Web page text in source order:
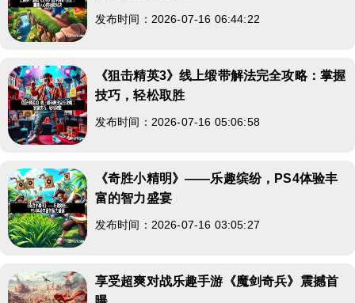
发布时间：2026-07-16 06:44:22
《狙击精英3》线上缎带解法完全攻略：掌握
技巧，轻松取胜
发布时间：2026-07-16 05:06:58
《奇胜小精明》——乐趣缤纷，PS4体验丰
富的智力盛宴
发布时间：2026-07-16 03:05:27
享受超爽对战乐趣手游《魔剑奇兵》震撼首